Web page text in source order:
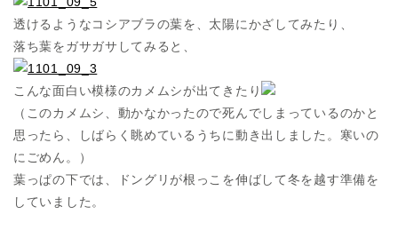
透けるようなコシアブラの葉を、太陽にかざしてみたり、
落ち葉をガサガサしてみると、
こんな面白い模様のカメムシが出てきたり
（このカメムシ、動かなかったので死んでしまっているのかと
思ったら、しばらく眺めているうちに動き出しました。寒いの
にごめん。）
葉っぱの下では、ドングリが根っこを伸ばして冬を越す準備を
していました。